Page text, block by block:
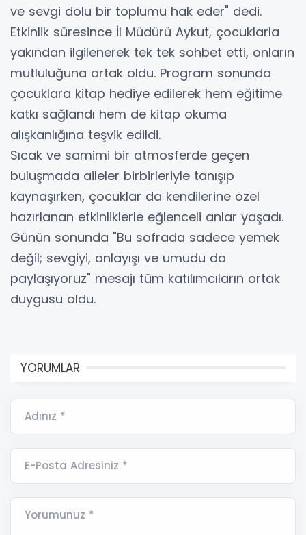
ve sevgi dolu bir toplumu hak eder" dedi.
Etkinlik süresince İl Müdürü Aykut, çocuklarla
yakından ilgilenerek tek tek sohbet etti, onların
mutluluğuna ortak oldu. Program sonunda
çocuklara kitap hediye edilerek hem eğitime
katkı sağlandı hem de kitap okuma
alışkanlığına teşvik edildi.
Sıcak ve samimi bir atmosferde geçen
buluşmada aileler birbirleriyle tanışıp
kaynaşırken, çocuklar da kendilerine özel
hazırlanan etkinliklerle eğlenceli anlar yaşadı.
Günün sonunda "Bu sofrada sadece yemek
değil; sevgiyi, anlayışı ve umudu da
paylaşıyoruz" mesajı tüm katılımcıların ortak
duygusu oldu.
YORUMLAR
Adınız *
E-Posta Adresiniz *
Yorumunuz *